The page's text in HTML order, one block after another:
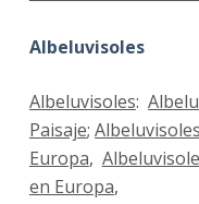
Albeluvisoles
Albeluvisoles:
Paisaje;
Europa,
en Europa,